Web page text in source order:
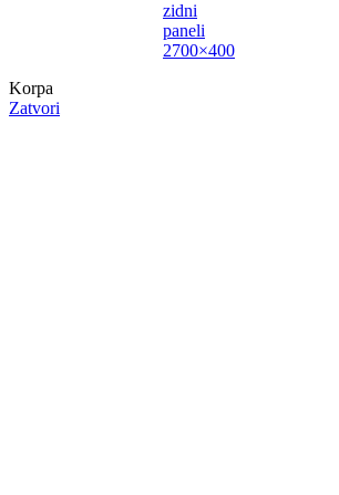
zidni
paneli
2700×400
Korpa
Zatvori